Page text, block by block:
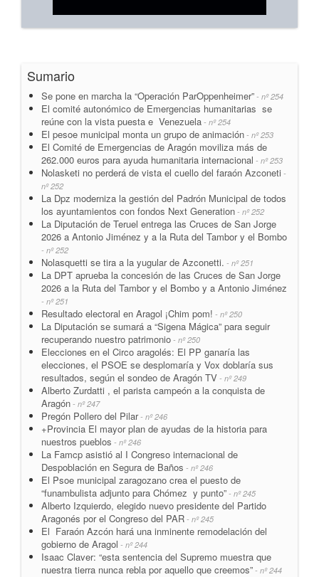
Sumario
Se pone en marcha la “Operación ParOppenheimer” - nº 254
El comité autonómico de Emergencias humanitarias se
reúne con la vista puesta e Venezuela - nº 254
El pesoe municipal monta un grupo de animación - nº 253
El Comité de Emergencias de Aragón moviliza más de
262.000 euros para ayuda humanitaria internacional - nº 253
Nolasketi no perderá de vista el cuello del faraón Azconeti -
nº 252
La Dpz moderniza la gestión del Padrón Municipal de todos
los ayuntamientos con fondos Next Generation - nº 252
La Diputación de Teruel entrega las Cruces de San Jorge
2026 a Antonio Jiménez y a la Ruta del Tambor y el Bombo
- nº 252
Nolasquetti se tira a la yugular de Azconetti. - nº 251
La DPT aprueba la concesión de las Cruces de San Jorge
2026 a la Ruta del Tambor y el Bombo y a Antonio Jiménez
- nº 251
Resultado electoral en Aragol ¡Chim pom! - nº 250
La Diputación se sumará a “Sigena Mágica” para seguir
recuperando nuestro patrimonio - nº 250
Elecciones en el Circo aragolés: El PP ganaría las
elecciones, el PSOE se desplomaría y Vox doblaría sus
resultados, según el sondeo de Aragón TV - nº 249
Alberto Zurdatti , el parista campeón a la conquista de
Aragón - nº 247
Pregón Pollero del Pilar- nº 246
+Provincia El mayor plan de ayudas de la historia para
nuestros pueblos - nº 246
La Famcp asistió al I Congreso internacional de
Despoblación en Segura de Baños - nº 246
El Psoe municipal zaragozano crea el puesto de
“funambulista adjunto para Chómez y punto” - nº 245
Alberto Izquierdo, elegido nuevo presidente del Partido
Aragonés por el Congreso del PAR - nº 245
El Faraón Azcón hará una inminente remodelación del
gobierno de Aragol - nº 244
Isaac Claver: “esta sentencia del Supremo muestra que
nuestra tierra nunca rebla por aquello que creemos” - nº 244